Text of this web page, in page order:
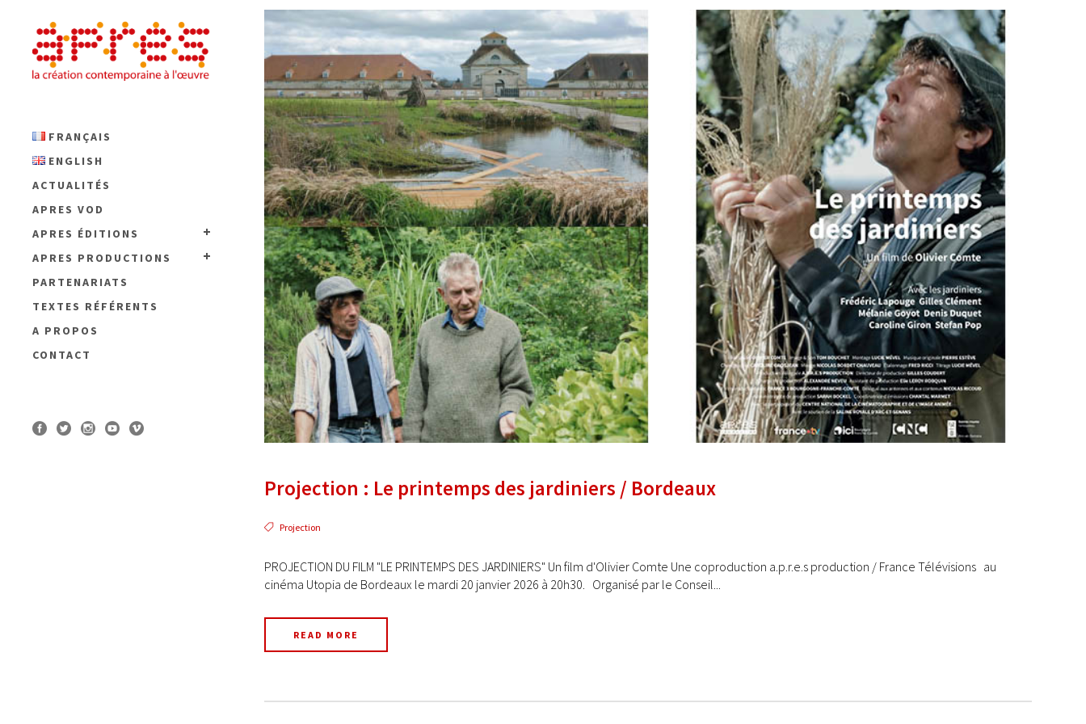
FRANÇAIS
ENGLISH
ACTUALITÉS
APRES VOD
APRES ÉDITIONS
APRES PRODUCTIONS
PARTENARIATS
TEXTES RÉFÉRENTS
A PROPOS
CONTACT
Projection : Le printemps des jardiniers / Bordeaux
Projection
PROJECTION DU FILM "LE PRINTEMPS DES JARDINIERS" Un film d'Olivier Comte Une coproduction a.p.r.e.s production / France Télévisions au
cinéma Utopia de Bordeaux le mardi 20 janvier 2026 à 20h30. Organisé par le Conseil...
READ MORE